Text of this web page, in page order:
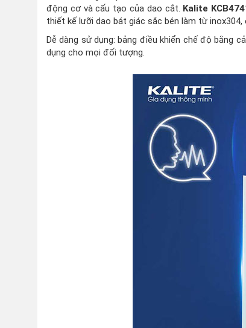
động cơ và cấu tạo của dao cắt. Kalite
thiết kế lưỡi dao bát giác sắc bén làm từ
Dễ dàng sử dụng: bảng điều khiển chế độ bằng
dụng cho mọi đối tượng.